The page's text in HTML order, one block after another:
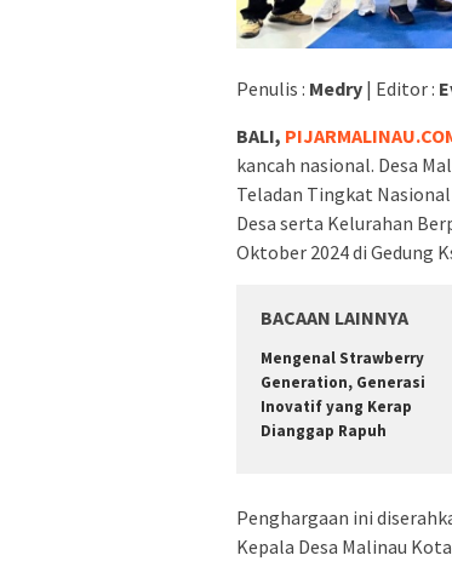
Penulis : Medry | Editor :
BALI,
kancah nasional. Desa
Teladan Tingkat
Desa serta Kelurahan
Oktober 2024 di Gedung
BACAAN LAINNYA
Mengenal Strawberry
Generation, Generasi
Inovatif yang Kerap
Dianggap Rapuh
Penghargaan ini
Kepala Desa Malinau